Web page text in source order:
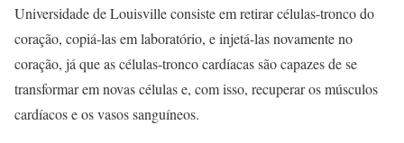
Universidade de Louisville consiste em retirar células-tronco do
coração, copiá-las em laboratório, e injetá-las novamente no
coração, já que as células-tronco cardíacas são capazes de se
transformar em novas células e, com isso, recuperar os músculos
cardíacos e os vasos sanguíneos.